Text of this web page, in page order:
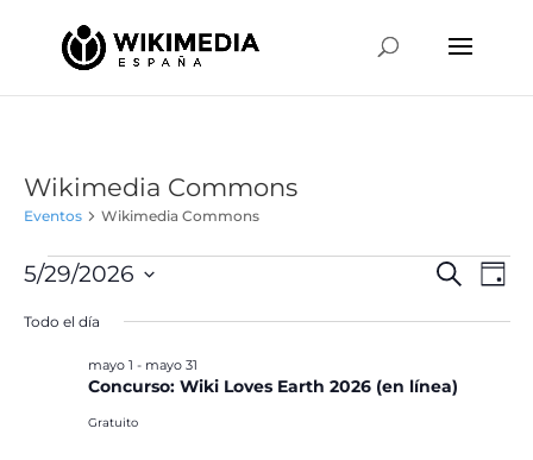
Wikimedia Commons
Eventos Wikimedia Commons
Eventos
mayo
2026
vistas
Buscar
de
Día
5/29/2026
la
Todo el día
Concurso: Wiki Loves Earth 2026 (en línea)
mayo 1 - mayo 31
Gratuito